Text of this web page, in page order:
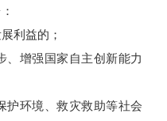
利益的；
增强国家自主创新能力
环境、救灾救助等社会